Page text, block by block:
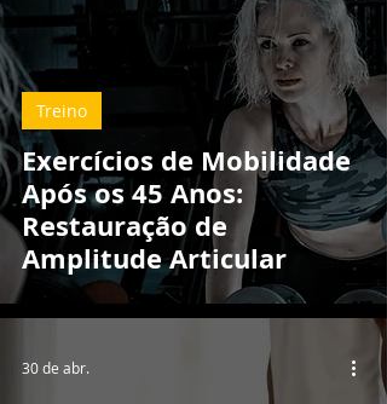
Exercícios de Mobilidade
Após os 45 Anos:
Restauração de
Amplitude Articular
Treino
30 de abr.